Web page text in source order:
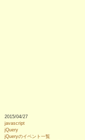
2015/04/27
javascript
jQuery
jQueryのイベント一覧